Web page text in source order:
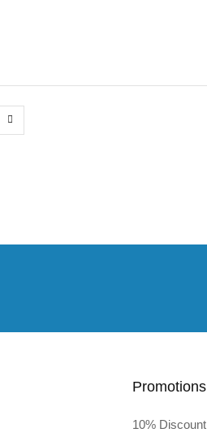
Promotions
10% Discount